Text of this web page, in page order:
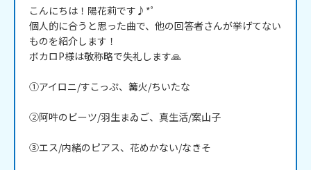
こんにちは！陽花莉です♪*ﾟ
個人的に合うと思った曲で、他の回答者さんが挙げてない
ものを紹介します！
ボカロP様は敬称略で失礼します🙏
①アイロニ/すこっぷ、篝火/ちいたな
②阿吽のビーツ/羽生まゐご、真生活/案山子
③エス/内緒のピアス、花めかない/なきそ